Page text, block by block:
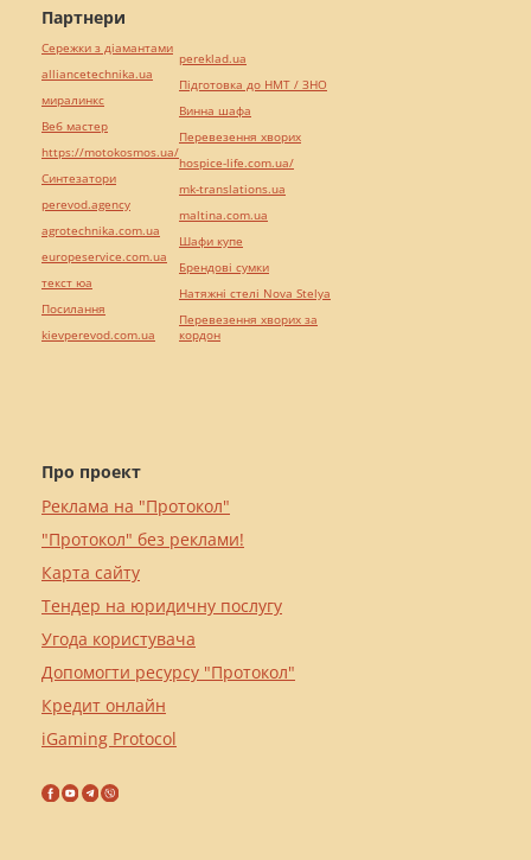
Про проект
Реклама на "Протокол"
"Протокол" без реклами!
Карта сайту
Тендер на юридичну послугу
Угода користувача
Допомогти ресурсу "Протокол"
Кредит онлайн
iGaming Protocol
Партнери
Сережки з діамантами
alliancetechnika.ua
миралинкс
Веб мастер
https://motokosmos.ua/
Синтезатори
perevod.agency
agrotechnika.com.ua
europeservice.com.ua
текст юа
Посилання
kievperevod.com.ua
pereklad.ua
Підготовка до НМТ / ЗНО
Винна шафа
Перевезення хворих
hospice-life.com.ua/
mk-translations.ua
maltina.com.ua
Шафи купе
Брендові сумки
Натяжні стелі Nova Stelya
Перевезення хворих за
кордон